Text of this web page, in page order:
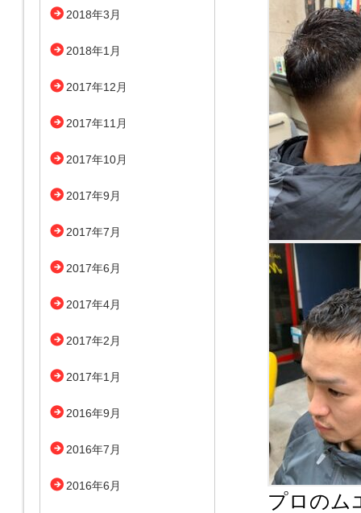
プロのム
2018年3月
2018年1月
2017年12月
2017年11月
2017年10月
2017年9月
2017年7月
2017年6月
2017年4月
2017年2月
2017年1月
2016年9月
2016年7月
2016年6月